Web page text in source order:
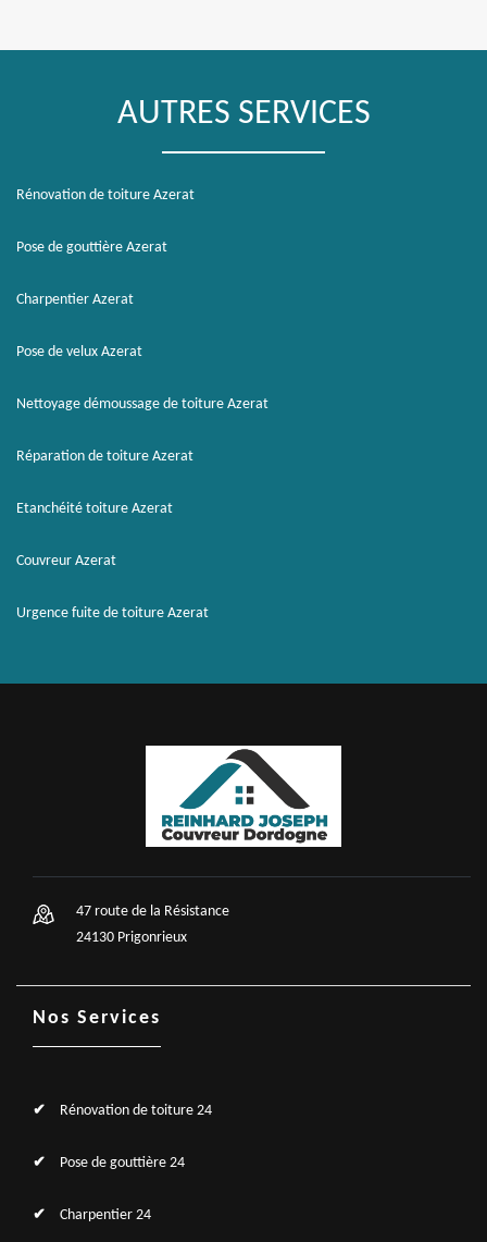
AUTRES SERVICES
Rénovation de toiture Azerat
Pose de gouttière Azerat
Charpentier Azerat
Pose de velux Azerat
Nettoyage démoussage de toiture Azerat
Réparation de toiture Azerat
Etanchéité toiture Azerat
Couvreur Azerat
Urgence fuite de toiture Azerat
47 route de la Résistance
24130 Prigonrieux
Nos Services
Rénovation de toiture 24
Pose de gouttière 24
Charpentier 24